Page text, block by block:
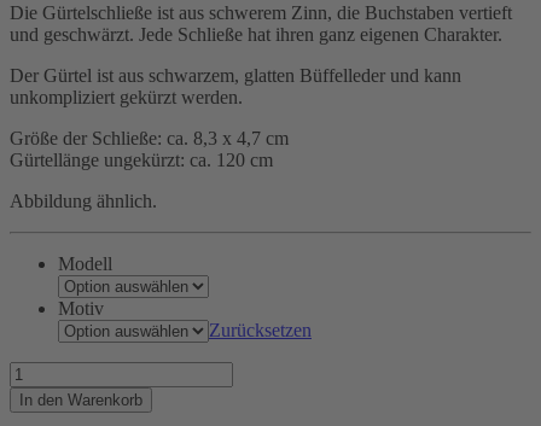
Die Gürtelschließe ist aus schwerem Zinn, die Buchstaben vertieft
und geschwärzt. Jede Schließe hat ihren ganz eigenen Charakter.
Der Gürtel ist aus schwarzem, glatten Büffelleder und kann
unkompliziert gekürzt werden.
Größe der Schließe: ca. 8,3 x 4,7 cm
Gürtellänge ungekürzt: ca. 120 cm
Abbildung ähnlich.
Modell
Motiv
Zurücksetzen
Endlich
ein
Gürtel!
In den Warenkorb